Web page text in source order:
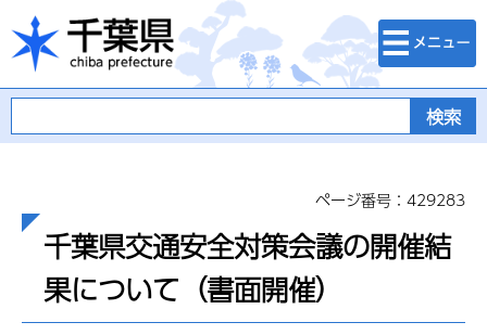
千葉県
検索・メニュ
ー
ページ番号：429283
千葉県交通安全対策会議の開催結
果について（書面開催）